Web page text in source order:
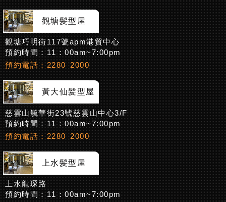
觀塘髪型屋
觀塘巧明街117號apm港貿中心
預約時間：11：00am~7:00pm
預約電話：2280 2000
黃大仙髪型屋
慈雲山毓華街23號慈雲山中心3/F
預約時間：11：00am~7:00pm
預約電話：2280 2000
上水髪型屋
上水龍琛路
預約時間：11：00am~7:00pm